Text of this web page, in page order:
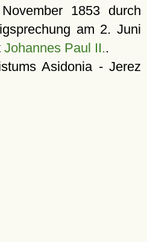
1853 durch
am 2. Juni
Johannes Paul II..
Asidonia - Jerez